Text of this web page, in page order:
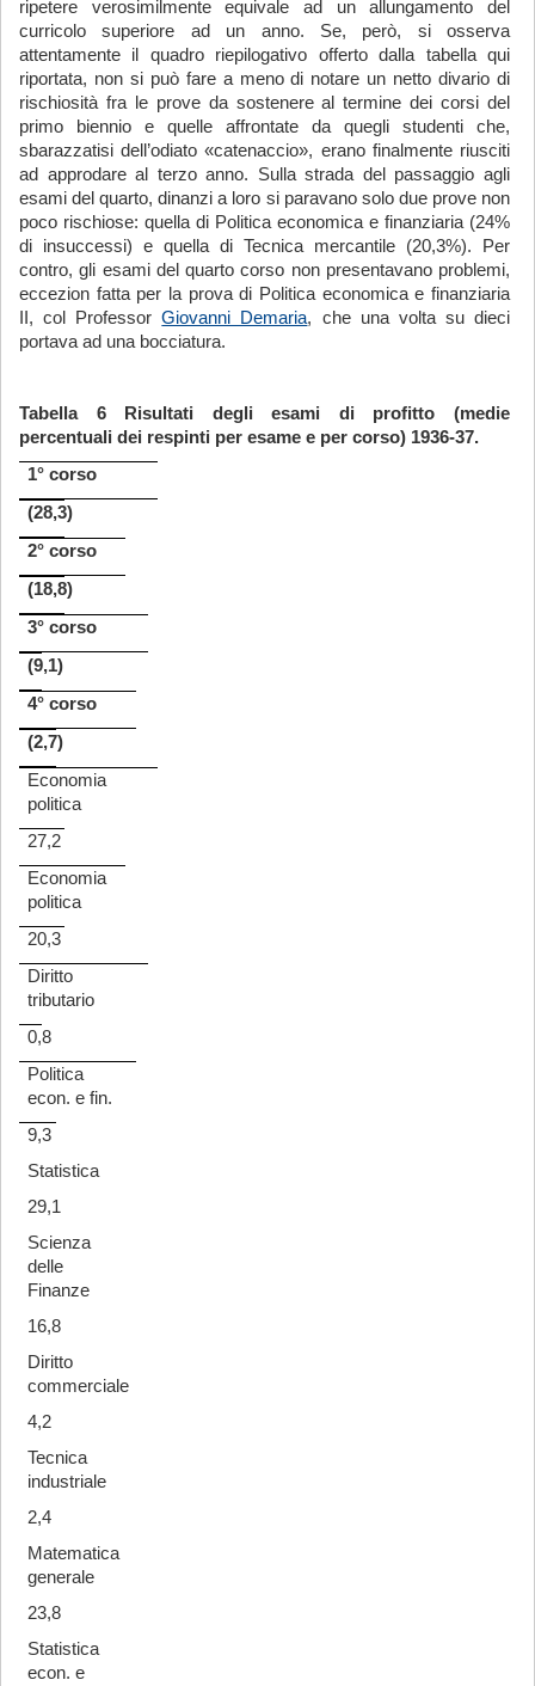
ripetere verosimilmente equivale ad un allungamento del
curricolo superiore ad un anno. Se, però, si osserva
attentamente il quadro riepilogativo offerto dalla tabella qui
riportata, non si può fare a meno di notare un netto divario di
rischiosità fra le prove da sostenere al termine dei corsi del
primo biennio e quelle affrontate da quegli studenti che,
sbarazzatisi dell’odiato «catenaccio», erano finalmente riusciti
ad approdare al terzo anno. Sulla strada del passaggio agli
esami del quarto, dinanzi a loro si paravano solo due prove non
poco rischiose: quella di Politica economica e finanziaria (24%
di insuccessi) e quella di Tecnica mercantile (20,3%). Per
contro, gli esami del quarto corso non presentavano problemi,
eccezion fatta per la prova di Politica economica e finanziaria
II, col ProfessorGiovanni Demaria, che una volta su dieci
portava ad una bocciatura.
Tabella 6 Risultati degli esami di profitto (medie
percentuali dei respinti per esame e per corso) 1936-37.
1° corso
(28,3)
2° corso
(18,8)
3° corso
(9,1)
4° corso
(2,7)
Economia
politica
27,2
Economia
politica
20,3
Diritto
tributario
0,8
Politica
econ. e fin.
9,3
Statistica
29,1
Scienza
delle
Finanze
16,8
Diritto
commerciale
4,2
Tecnica
industriale
2,4
Matematica
generale
23,8
Statistica
econ. e